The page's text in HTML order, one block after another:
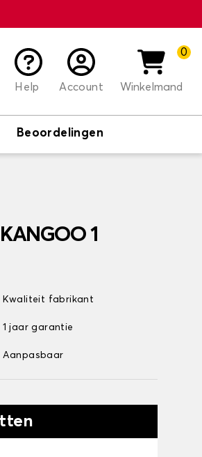
Help
Account
0
Winkelmand
Beoordelingen
1
Kwaliteit fabrikant
1 jaar garantie
Aanpasbaar